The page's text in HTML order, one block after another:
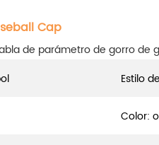
Cap
de parámetro de gorro de
Estilo
Color: